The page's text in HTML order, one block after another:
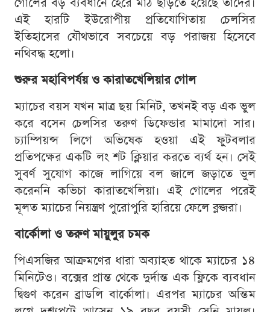
এই হারটি ইউরোপীয় প্রতিযোগিতায় চেলসির
ইতিহাসের যৌথভাবে সবচেয়ে বড় পরাজয় হিসেবে
নথিবদ্ধ হলো।
শুরুর মহাবিপর্যয় ও কারাতখেলিয়ার গোল
ম্যাচের বয়স যখন মাত্র ছয় মিনিট, তখনই বড় এক ভুল
করে বসেন চেলসির তরুণ ডিফেন্ডার মামাদো সার।
চ্যাম্পিয়ন্স লিগে অভিষেক হওয়া এই ফুটবলার
প্রতিপক্ষের একটি লং শট ক্লিয়ার করতে ব্যর্থ হন। সেই
সুবর্ণ সুযোগ কাজে লাগিয়ে বল জালে জড়াতে ভুল
করেননি কভিচা কারাতখেলিয়া। এই গোলের পরেই
মূলত ম্যাচের নিয়ন্ত্রণ পুরোপুরি হারিয়ে ফেলে ব্লুজরা।
বার্কোলা ও তরুণ মায়ুলুর চমক
পিএসজির আক্রমণের ধারা অব্যাহত থাকে ম্যাচের ১৪
মিনিটেও। বক্সের প্রান্ত থেকে দুর্দান্ত এক ফ্লিকে ব্যবধান
দ্বিগুণ করেন ব্রাডলি বার্কোলা। এরপর ম্যাচের অন্তিম